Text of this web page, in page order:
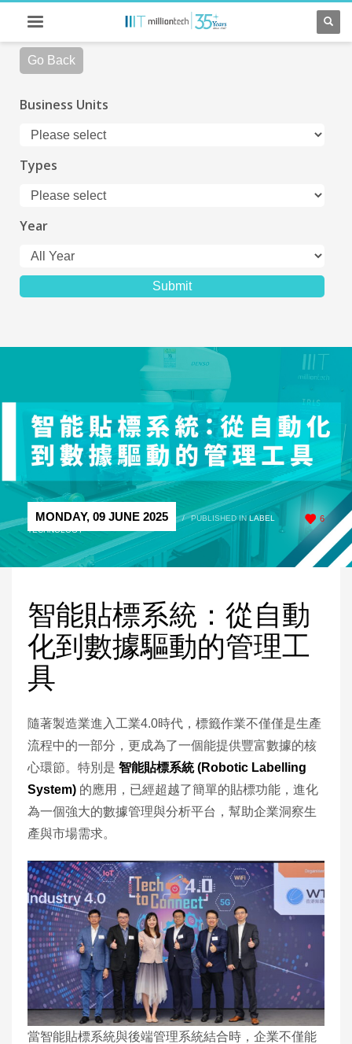
Go Back
Business Units
Types
Year
6
MONDAY, 09 JUNE 2025 / PUBLISHED INLABEL
TECHNOLOGY
智能貼標系統：從自動
化到數據驅動的管理工
具
隨著製造業進入工業4.0時代，標籤作業不僅僅是生產
流程中的一部分，更成為了一個能提供豐富數據的核
心環節。特別是 智能貼標系統 (Robotic Labelling
System) 的應用，已經超越了簡單的貼標功能，進化
為一個強大的數據管理與分析平台，幫助企業洞察生
產與市場需求。
當智能貼標系統與後端管理系統結合時，企業不僅能